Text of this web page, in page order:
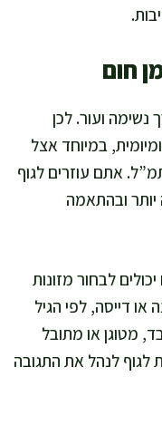
חום
נשימה ועור. לכן
במיוחד אצל
אתם עוזרים לגוף
ובהתאמה
לבחור מזונות
או דייסה, לפי הגיל
מטוגן או מתובל
לגוף לנהל את התגובה